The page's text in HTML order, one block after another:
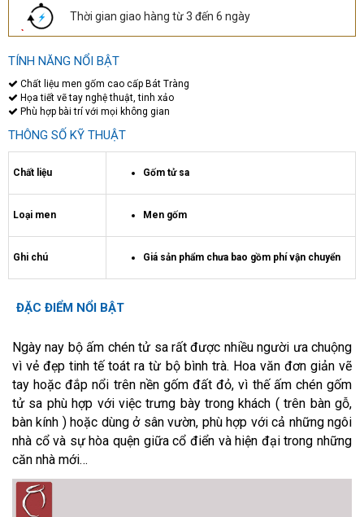
Thời gian giao hàng từ 3 đến 6 ngày
TÍNH NĂNG NỔI BẬT
Chất liệu men gốm cao cấp Bát Tràng
Họa tiết vẽ tay nghệ thuật, tinh xảo
Phù hợp bài trí với mọi không gian
THÔNG SỐ KỸ THUẬT
Chất liệu Gốm tử sa
Loại men Men gốm
Ghi chú Giá sản phẩm chưa bao gồm phí vận chuyển
ĐẶC ĐIỂM NỔI BẬT
Ngày nay bộ ấm chén tử sa rất được nhiều người ưa chuộng
vì vẻ đẹp tinh tế toát ra từ bộ bình trà. Hoa văn đơn giản vẽ
tay hoặc đắp nổi trên nền gốm đất đỏ, vì thế ấm chén gốm
tử sa phù hợp với việc trưng bày trong khách ( trên bàn gỗ,
bàn kính ) hoặc dùng ở sân vườn, phù hợp với cả những ngôi
nhà cổ và sự hòa quện giữa cổ điển và hiện đại trong những
căn nhà mới…